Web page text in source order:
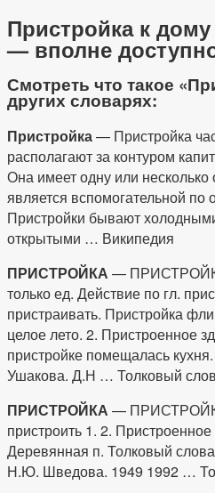
Пристройка к
— вполне
Смотреть что такое
других словарях:
Пристройка— Пристройка
располагают за контуром
Она имеет одну или
является вспомогательной
Пристройки бывают
открытыми … Википедия
ПРИСТРОЙКА —
только ед. Действие по гл.
пристраивать. Пристройка
целое лето. 2. Пристроенное
пристройке помещалась
Ушакова. Д.Н … Толковый
ПРИСТРОЙКА —
пристроить 1. 2.
Деревянная п. Толковый
Н.Ю. Шведова. 1949 1992 …